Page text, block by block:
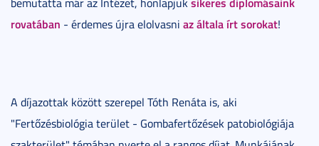
rovatában - érdemes újra elolvasni az általa írt sorokat!
A díjazottak között szerepel Tóth Renáta is, aki
"Fertőzésbiológia terület - Gombafertőzések patobiológiája